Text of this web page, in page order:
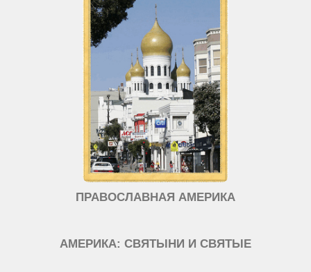
ПРАВОСЛАВНАЯ АМЕРИКА
АМЕРИКА: СВЯТЫНИ И СВЯТЫЕ